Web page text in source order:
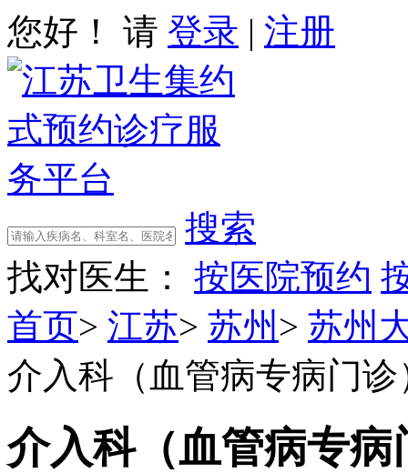
您好！ 请 登录 | 注册
搜索
找对医生：
按医院预约
首页> 江苏> 苏州 > 苏州
介入科（血管病专病门诊
介入科（血管病专病